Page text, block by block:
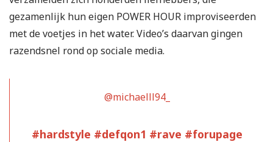
gezamenlijk hun eigen POWER HOUR improviseerden
met de voetjes in het water. Video’s daarvan gingen
razendsnel rond op sociale media.
@michaelll94_
#hardstyle #defqon1 #rave #forupage